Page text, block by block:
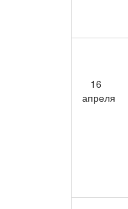
16
апреля